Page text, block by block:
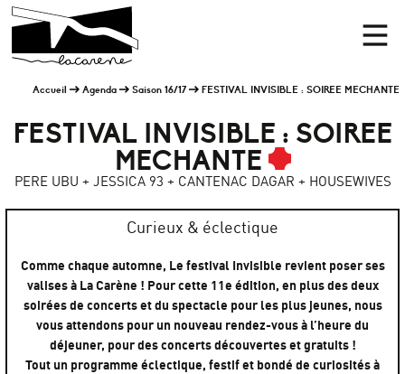
Panneau de gestion des cookies
Accueil
Menu
Accueil Agenda Saison 16/17 FESTIVAL INVISIBLE : SOIREE MECHANTE
FESTIVAL INVISIBLE : SOIREE
MECHANTE
PERE UBU + JESSICA 93 + CANTENAC DAGAR + HOUSEWIVES
Curieux & éclectique
Comme chaque automne, Le festival Invisible revient poser ses
valises à La Carène ! Pour cette 11e édition, en plus des deux
soirées de concerts et du spectacle pour les plus jeunes, nous
vous attendons pour un nouveau rendez-vous à l’heure du
déjeuner, pour des concerts découvertes et gratuits !
Tout un programme éclectique, festif et bondé de curiosités à